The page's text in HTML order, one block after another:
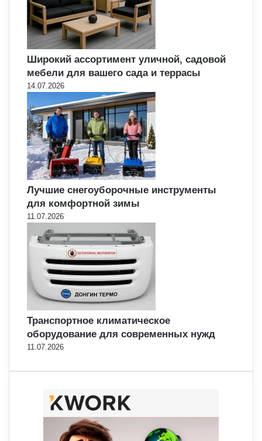
Широкий ассортимент уличной, садовой
мебели для вашего сада и террасы
14.07.2026
Лучшие снегоуборочные инструменты
для комфортной зимы
11.07.2026
Транспортное климатическое
оборудование для современных нужд
11.07.2026